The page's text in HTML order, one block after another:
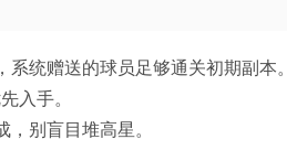
统赠送的球员足够通关初期副本。
入手。
别盲目堆高星。